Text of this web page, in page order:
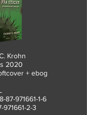
Krohn
2020
+ ebog
87-971661-1-6
971661-2-3